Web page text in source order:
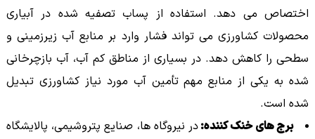
اختصاص می دهد. استفاده از پساب تصفیه شده در آبیاری
محصولات کشاورزی می تواند فشار وارد بر منابع آب زیرزمینی و
سطحی را کاهش دهد. در بسیاری از مناطق کم آب، آب بازچرخانی
شده به یکی از منابع مهم تأمین آب مورد نیاز کشاورزی تبدیل
شده است.
برج های خنک کننده:در نیروگاه ها، صنایع پتروشیمی، پالایشگاه